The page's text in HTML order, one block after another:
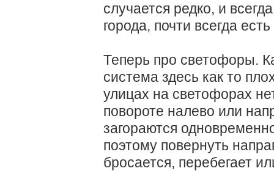
случается редко, и
города, почти всегда
Теперь про светофоры.
система здесь как то
улицах на светофорах
повороте налево или
загораются
поэтому повернуть
бросается, перебегает